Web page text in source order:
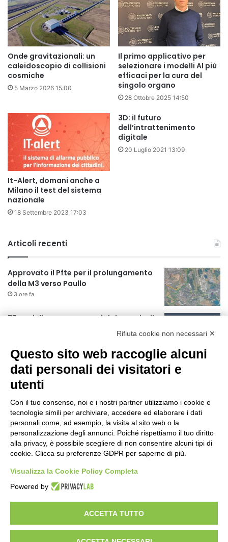
Onde gravitazionali: un
caleidoscopio di collisioni
cosmiche
5 Marzo 2026 15:00
Il primo applicativo per
selezionare i modelli AI più
efficaci per la cura del
singolo organo
28 Ottobre 2025 14:50
It-Alert, domani anche a
Milano il test del sistema
nazionale
18 Settembre 2023 17:03
3D: il futuro
dell’intrattenimento
digitale
20 Luglio 2021 13:09
Articoli recenti
Approvato il Pfte per il prolungamento
della M3 verso Paullo
3 ore fa
75 anni di INFN. La comunità, la storia, il
3 ore fa
Milano Aiuta Estate, 1600 prestazioni di
assistenza attivate
5 ore fa
Il potenziale invisibile: come la
curiosità guida l’evoluzione umana
12 ore fa
Milano tra tradizione e mutamento: il
battito sottile di una metropoli in
18 ore fa
Visibileweb - IT03270560802 - info@cronacamilano.it
Rifiuta cookie non necessari ✕
Questo sito web raccoglie alcuni
dati personali dei visitatori e
utenti
Con il tuo consenso, noi e i nostri partner utilizziamo i cookie e
tecnologie simili per archiviare, accedere ed elaborare i dati
personali come, ad esempio, la visita al sito web o la
personalizzazione degli annunci. Poiché rispettiamo il tuo diritto
alla privacy, è possibile scegliere di non consentire alcuni tipi di
cookie. Clicca su preferenze GDPR per saperne di più.
Visualizza la Cookie Policy Completa
Powered by
ACCETTA TUTTO